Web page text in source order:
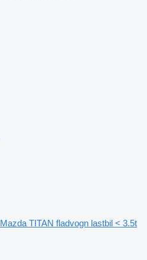
Mazda TITAN fladvogn lastbil < 3.5t